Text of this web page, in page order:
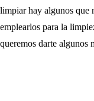
limpiar hay algunos que
emplearlos para la
queremos darte algunos